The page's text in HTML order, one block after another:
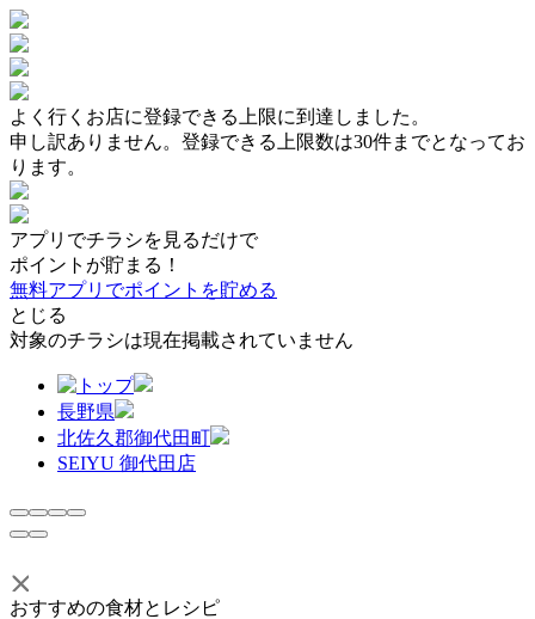
よく行くお店に登録できる上限に到達しました。
申し訳ありません。登録できる上限数は30件までとなってお
ります。
アプリでチラシを見るだけで
ポイントが貯まる！
無料アプリでポイントを貯める
とじる
対象のチラシは現在掲載されていません
長野県
北佐久郡御代田町
SEIYU 御代田店
おすすめの食材とレシピ